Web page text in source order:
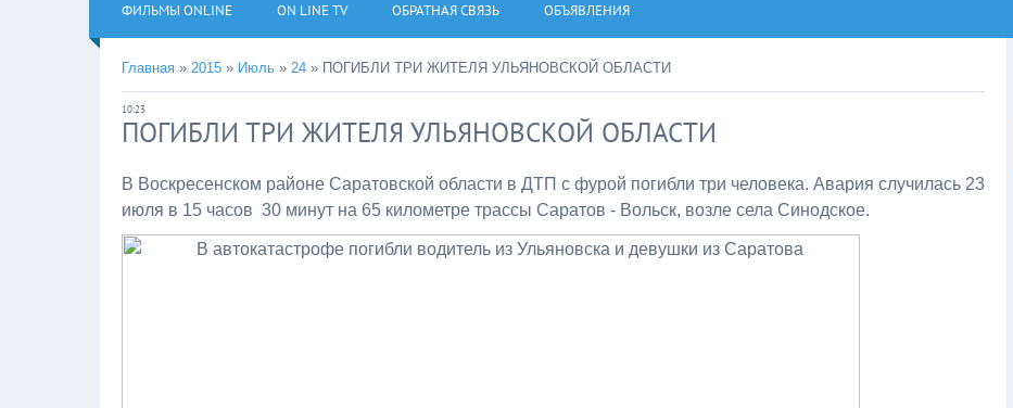
ФИЛЬМЫ ОNLINE ON LINE TV ОБРАТНАЯ СВЯЗЬ ОБЪЯВЛЕНИЯ
Главная » 2015 » Июль » 24 » ПОГИБЛИ ТРИ ЖИТЕЛЯ УЛЬЯНОВСКОЙ ОБЛАСТИ
10:23
ПОГИБЛИ ТРИ ЖИТЕЛЯ УЛЬЯНОВСКОЙ ОБЛАСТИ
В Воскресенском районе Саратовской области в ДТП с фурой погибли три человека. Авария случилась 23
июля в 15 часов 30 минут на 65 километре трассы Саратов - Вольск, возле села Синодское.